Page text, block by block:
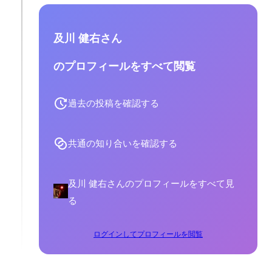
及川 健右さん
のプロフィールをすべて閲覧
過去の投稿を確認する
共通の知り合いを確認する
及川 健右さんのプロフィールをすべて見
る
ログインしてプロフィールを閲覧